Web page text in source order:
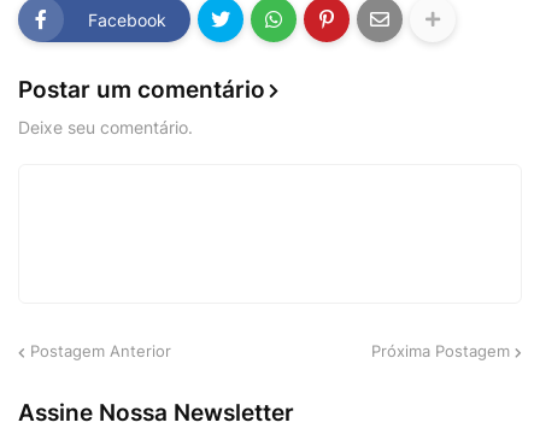
Facebook
Postar um comentário
Deixe seu comentário.
Postagem Anterior Próxima Postagem
Assine Nossa Newsletter